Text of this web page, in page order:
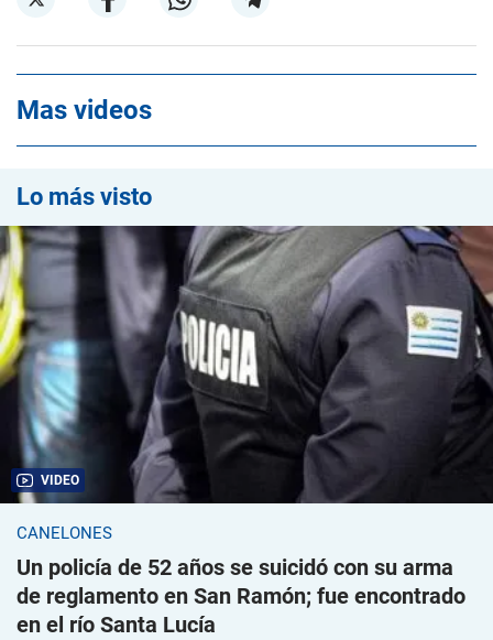
Mas videos
Lo más visto
VIDEO
CANELONES
Un policía de 52 años se suicidó con su arma
de reglamento en San Ramón; fue encontrado
en el río Santa Lucía